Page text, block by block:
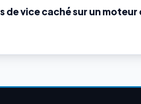
de vice caché sur un moteur